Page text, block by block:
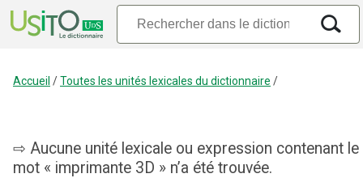
Accueil /Toutes les unités lexicales du dictionnaire /
Aucune unité lexicale ou expression contenant le
mot « imprimante 3D » n’a été trouvée.